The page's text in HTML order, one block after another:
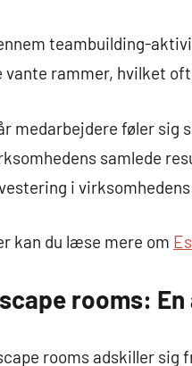
teambuilding-
vante rammer, hvilket
medarbejdere føler sig
samlede
i
kan du læse mere om
rooms:
rooms adskiller